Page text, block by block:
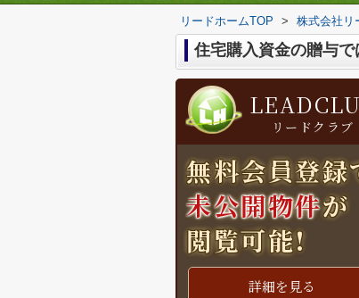
リードホームTOP > 株式会社リ
住宅購入資金の贈与
リードクラブ
無料会員登録
未公開物件が
閲覧可能!
詳細を見る